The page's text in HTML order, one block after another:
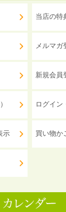
示
当店の特
メルマガ
新規会員
ログイン
買い物か